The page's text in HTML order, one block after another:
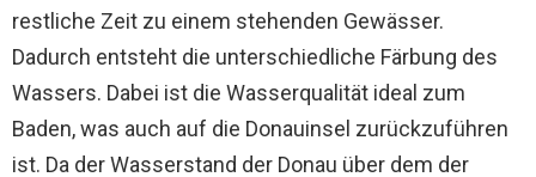
restliche Zeit zu einem stehenden Gewässer.
Dadurch entsteht die unterschiedliche Färbung des
Wassers. Dabei ist die Wasserqualität ideal zum
Baden, was auch auf die Donauinsel zurückzuführen
ist. Da der Wasserstand der Donau über dem der